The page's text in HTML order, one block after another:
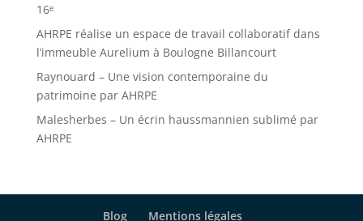
16ᵉ
AHRPE réalise un espace de travail collaboratif dans
l’immeuble Aurelium à Boulogne Billancourt
Raynouard – Une vision contemporaine du
patrimoine par AHRPE
Malesherbes – Un écrin haussmannien sublimé par
AHRPE
Blog Mentions légales